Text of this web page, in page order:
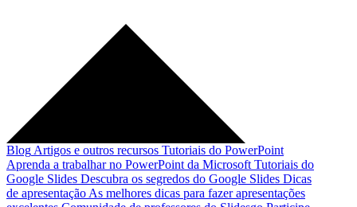
Blog Artigos e outros recursos Tutoriais do PowerPoint
Aprenda a trabalhar no PowerPoint da Microsoft Tutoriais do
Google Slides Descubra os segredos do Google Slides Dicas
de apresentação As melhores dicas para fazer apresentações